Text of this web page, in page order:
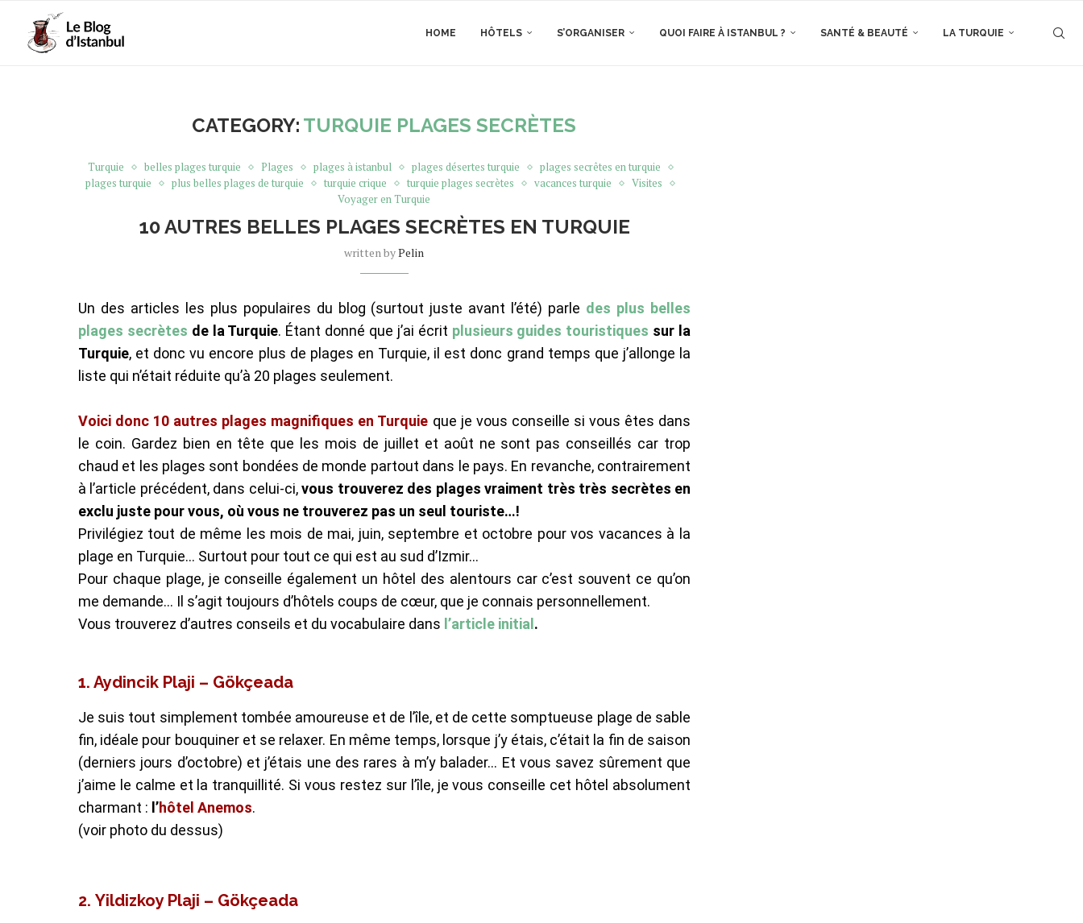
HOME HÔTELS S’ORGANISER QUOI FAIRE À ISTANBUL ? SANTÉ & BEAUTÉ LA TURQUIE
CATEGORY: TURQUIE PLAGES SECRÈTES
Turquie belles plages turquie Plages plages à istanbul plages désertes turquie
plages secrêtes en turquie
plages turquie
plus belles plages de turquie turquie crique turquie plages secrètes vacances turquie
Visites
Voyager en Turquie
10 AUTRES BELLES PLAGES SECRÈTES EN TURQUIE
written byPelin
Un des articles les plus populaires du blog (surtout juste avant l’été) parle des plus belles
plages secrètes de la Turquie. Étant donné que j’ai écrit plusieurs guides touristiques sur la
Turquie, et donc vu encore plus de plages en Turquie, il est donc grand temps que j’allonge la
liste qui n’était réduite qu’à 20 plages seulement.
Voici donc 10 autres plages magnifiques en Turquie que je vous conseille si vous êtes dans
le coin. Gardez bien en tête que les mois de juillet et août ne sont pas conseillés car trop
chaud et les plages sont bondées de monde partout dans le pays. En revanche, contrairement
à l’article précédent, dans celui-ci,vous trouverez des plages vraiment très très secrètes en
exclu juste pour vous, où vous ne trouverez pas un seul touriste…!
Privilégiez tout de même les mois de mai, juin, septembre et octobre pour vos vacances à la
plage en Turquie… Surtout pour tout ce qui est au sud d’Izmir…
Pour chaque plage, je conseille également un hôtel des alentours car c’est souvent ce qu’on
me demande… Il s’agit toujours d’hôtels coups de cœur, que je connais personnellement.
Vous trouverez d’autres conseils et du vocabulaire dans l’article initial .
1. Aydincik Plaji – Gökçeada
Je suis tout simplement tombée amoureuse et de l’île, et de cette somptueuse plage de sable
fin, idéale pour bouquiner et se relaxer. En même temps, lorsque j’y étais, c’était la fin de saison
(derniers jours d’octobre) et j’étais une des rares à m’y balader… Et vous savez sûrement que
j’aime le calme et la tranquillité. Si vous restez sur l’île, je vous conseille cet hôtel absolument
charmant : l’hôtel Anemos.
(voir photo du dessus)
2. Yildizkoy Plaji – Gökçeada